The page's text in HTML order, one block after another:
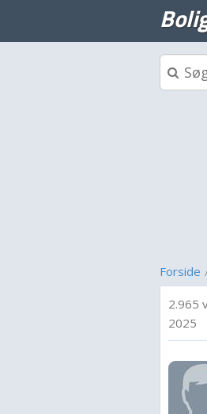
Forside
2.965
2025